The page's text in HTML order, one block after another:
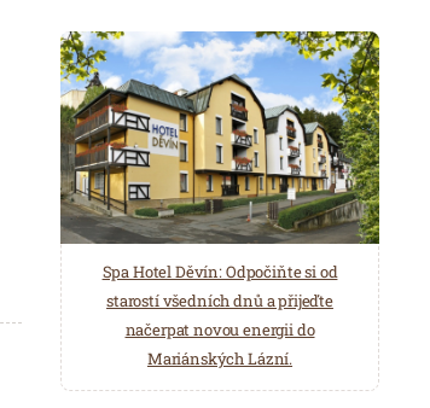
Spa Hotel Děvín: Odpočiňte si od
starostí všedních dnů a přijeďte
načerpat novou energii do
Mariánských Lázní.
Saunový ráj Holice: Odpočinek a
relaxace v oáze klidu a pohody.
Několik druhů saun a různé možnosti
ochlazení.